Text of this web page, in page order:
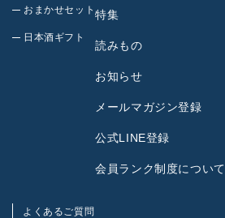
おまかせセット
日本酒ギフト
特集
読みもの
お知らせ
メールマガジン登録
公式LINE登録
会員ランク制度について
よくあるご質問